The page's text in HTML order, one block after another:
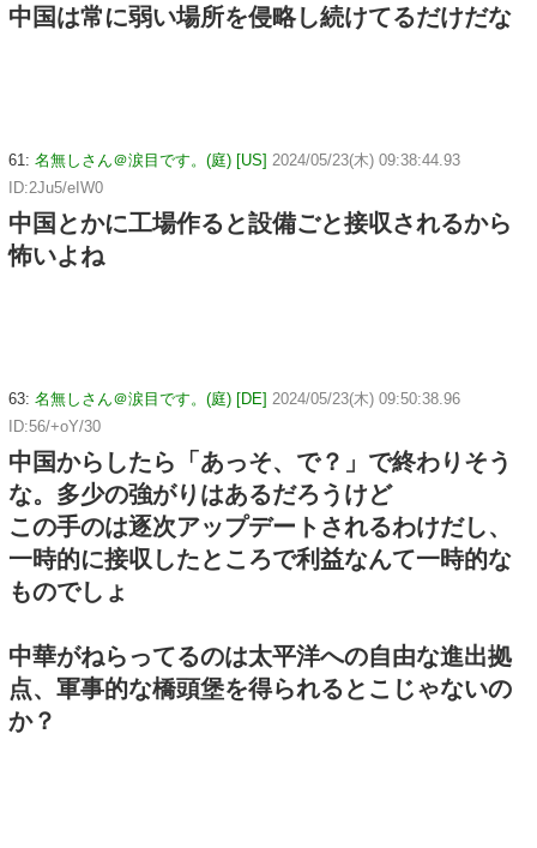
中国は常に弱い場所を侵略し続けてるだけだな
61: 名無しさん＠涙目です。(庭) [US] 2024/05/23(木) 09:38:44.93
ID:2Ju5/eIW0
中国とかに工場作ると設備ごと接収されるから
怖いよね
63: 名無しさん＠涙目です。(庭) [DE] 2024/05/23(木) 09:50:38.96
ID:56/+oY/30
中国からしたら「あっそ、で？」で終わりそう
な。多少の強がりはあるだろうけど
この手のは逐次アップデートされるわけだし、
一時的に接収したところで利益なんて一時的な
ものでしょ
中華がねらってるのは太平洋への自由な進出拠
点、軍事的な橋頭堡を得られるとこじゃないの
か？